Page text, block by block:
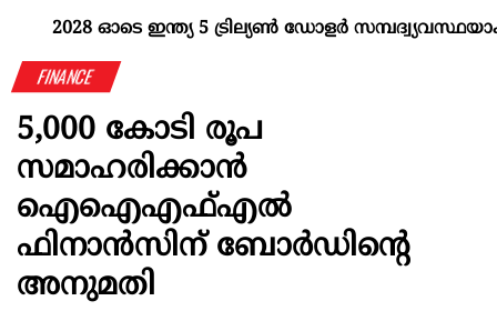
CALENDAR
KERALA @70
2028 ഓടെ ഇന്ത്യ 5 ട്രില്യണ്‍ ഡോളര്‍
FINANCE
5,000 കോടി രൂപ
സമാഹരിക്കാൻ
ഐഐഎഫ്എൽ
ഫിനാൻസിന് ബോർഡിന്റെ
അനുമതി